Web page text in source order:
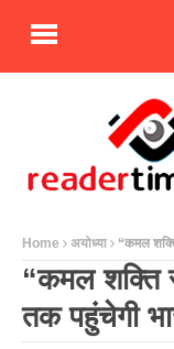
Home अयोध्या “कमल
“कमल शक्ति
तक पहुंचेगी